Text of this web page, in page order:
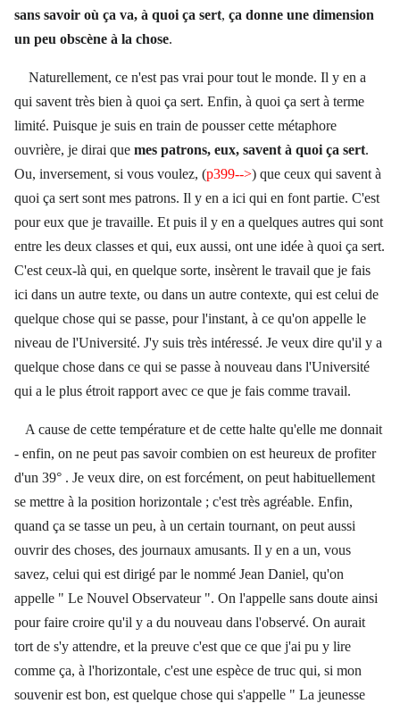
sans savoir où ça va, à quoi ça sert, ça donne une dimension
un peu obscène à la chose.
Naturellement, ce n'est pas vrai pour tout le monde. Il y en a
qui savent très bien à quoi ça sert. Enfin, à quoi ça sert à terme
limité. Puisque je suis en train de pousser cette métaphore
ouvrière, je dirai que mes patrons, eux, savent à quoi ça sert.
Ou, inversement, si vous voulez, (p399-->) que ceux qui savent à
quoi ça sert sont mes patrons. Il y en a ici qui en font partie. C'est
pour eux que je travaille. Et puis il y en a quelques autres qui sont
entre les deux classes et qui, eux aussi, ont une idée à quoi ça sert.
C'est ceux-là qui, en quelque sorte, insèrent le travail que je fais
ici dans un autre texte, ou dans un autre contexte, qui est celui de
quelque chose qui se passe, pour l'instant, à ce qu'on appelle le
niveau de l'Université. J'y suis très intéressé. Je veux dire qu'il y a
quelque chose dans ce qui se passe à nouveau dans l'Université
qui a le plus étroit rapport avec ce que je fais comme travail.
A cause de cette température et de cette halte qu'elle me donnait
- enfin, on ne peut pas savoir combien on est heureux de profiter
d'un 39° . Je veux dire, on est forcément, on peut habituellement
se mettre à la position horizontale ; c'est très agréable. Enfin,
quand ça se tasse un peu, à un certain tournant, on peut aussi
ouvrir des choses, des journaux amusants. Il y en a un, vous
savez, celui qui est dirigé par le nommé Jean Daniel, qu'on
appelle " Le Nouvel Observateur ". On l'appelle sans doute ainsi
pour faire croire qu'il y a du nouveau dans l'observé. On aurait
tort de s'y attendre, et la preuve c'est que ce que j'ai pu y lire
comme ça, à l'horizontale, c'est une espèce de truc qui, si mon
souvenir est bon, est quelque chose qui s'appelle " La jeunesse